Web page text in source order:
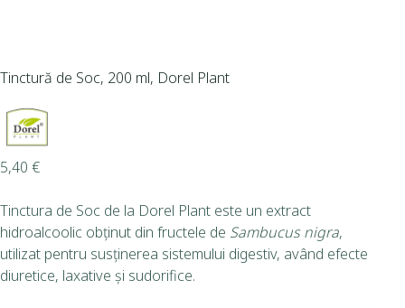
Tinctură de Soc, 200 ml, Dorel Plant
5,40 €
Tinctura de Soc de la Dorel Plant este un extract
hidroalcoolic obținut din fructele de Sambucus nigra,
utilizat pentru susținerea sistemului digestiv, având efecte
diuretice, laxative și sudorifice.